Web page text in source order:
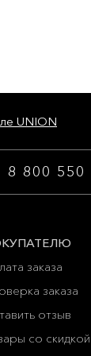
UNION
8 800 550
заказа
заказа
отзыв
со скидкой